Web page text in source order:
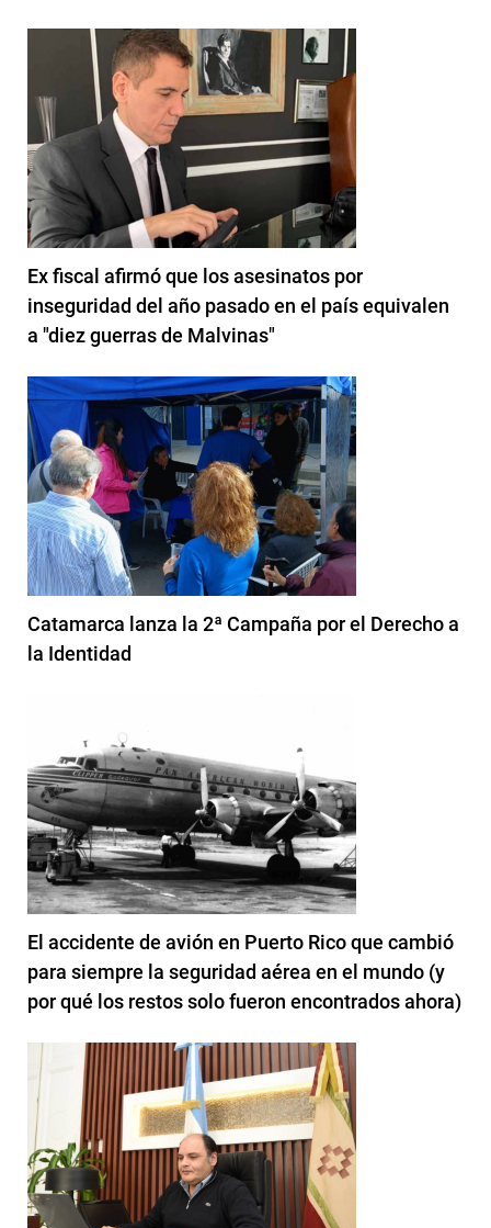
Ex fiscal afirmó que los asesinatos por
inseguridad del año pasado en el país equivalen
a "diez guerras de Malvinas"
Catamarca lanza la 2ª Campaña por el Derecho a
la Identidad
El accidente de avión en Puerto Rico que cambió
para siempre la seguridad aérea en el mundo (y
por qué los restos solo fueron encontrados ahora)